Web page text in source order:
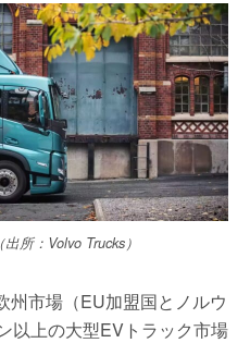
（出所：Volvo Trucks）
州市場（EU加盟国とノルウ
以上の大型EVトラック市場